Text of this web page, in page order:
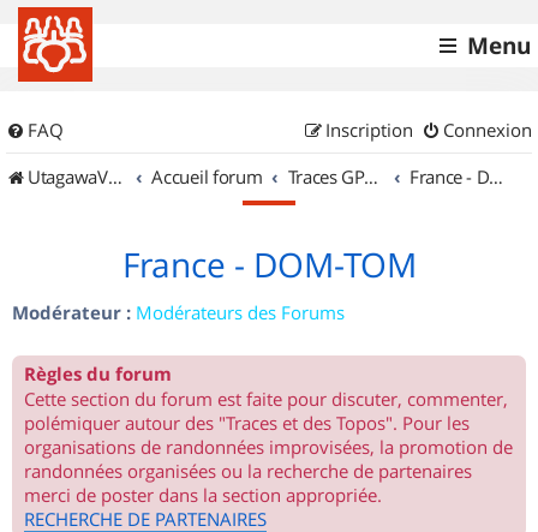
Menu
FAQ Connexion
Inscription
UtagawaVTT (Randos VTT et VTTAE avec traces GPS)
Accueil forum Traces GPS de randos VTT France - DOM-TOM
France - DOM-TOM
Modérateur : Modérateurs des Forums
Règles du forum
Cette section du forum est faite pour discuter, commenter,
polémiquer autour des "Traces et des Topos". Pour les
organisations de randonnées improvisées, la promotion de
randonnées organisées ou la recherche de partenaires
merci de poster dans la section appropriée.
RECHERCHE DE PARTENAIRES